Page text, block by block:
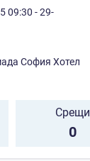
09:30 - 29-
София Хотел
Срещи
0